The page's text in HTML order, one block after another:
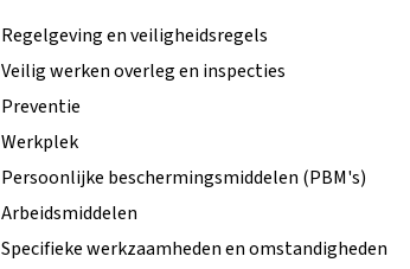
Regelgeving en veiligheidsregels
Veilig werken overleg en inspecties
Preventie
Werkplek
Persoonlijke beschermingsmiddelen (PBM's)
Arbeidsmiddelen
Specifieke werkzaamheden en omstandigheden